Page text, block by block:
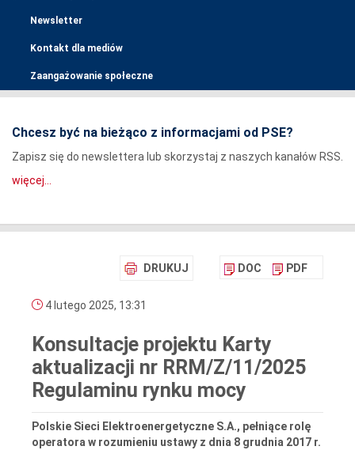
Newsletter
Kontakt dla mediów
Zaangażowanie społeczne
Chcesz być na bieżąco z informacjami od PSE?
Zapisz się do newslettera lub skorzystaj z naszych kanałów RSS.
więcej...
DRUKUJ DOC PDF
4 lutego 2025, 13:31
Konsultacje projektu Karty
aktualizacji nr RRM/Z/11/2025
Regulaminu rynku mocy
Polskie Sieci Elektroenergetyczne S.A., pełniące rolę
operatora w rozumieniu ustawy z dnia 8 grudnia 2017 r.